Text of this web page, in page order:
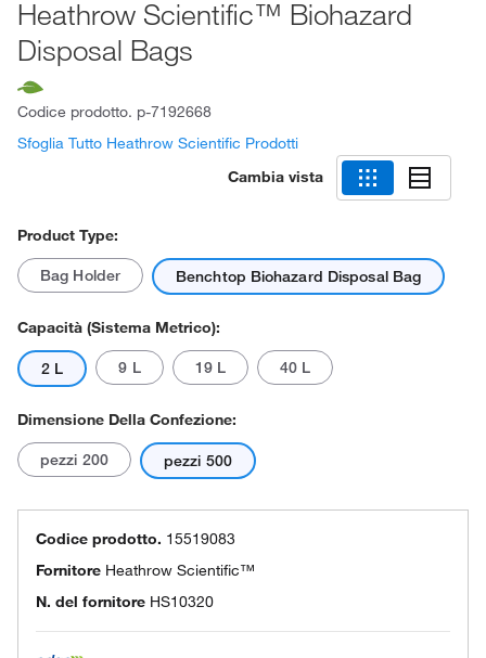
Heathrow Scientific™ Biohazard
Disposal Bags
Codice prodotto. p-7192668
Sfoglia Tutto Heathrow Scientific Prodotti
Cambia vista
Product Type:
Bag Holder Benchtop Biohazard Disposal Bag
Capacità (sistema Metrico):
2 L 9 L 19 L 40 L
Dimensione Della Confezione:
pezzi 200 pezzi 500
Codice prodotto. 15519083
Fornitore Heathrow Scientific™
N. del fornitore HS10320